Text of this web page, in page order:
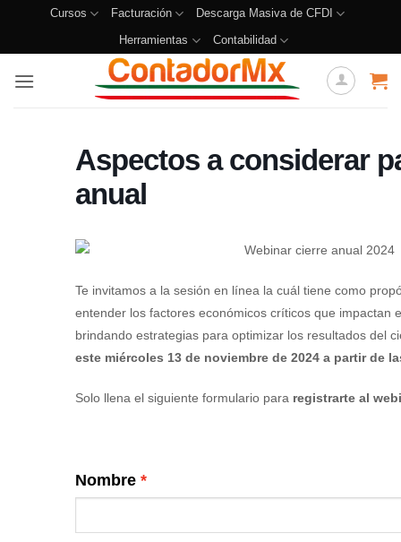
Cursos Facturación
Descarga Masiva de CFDI
Herramientas
Contabilidad
Aspectos a considerar
anual
Te invitamos a la sesión en línea la cuál tiene como
entender los factores económicos críticos que impactan
brindando estrategias para optimizar los resultados del
este miércoles 13 de noviembre de 2024 a partir de
Solo llena el siguiente formulario para registrarte al
Nombre